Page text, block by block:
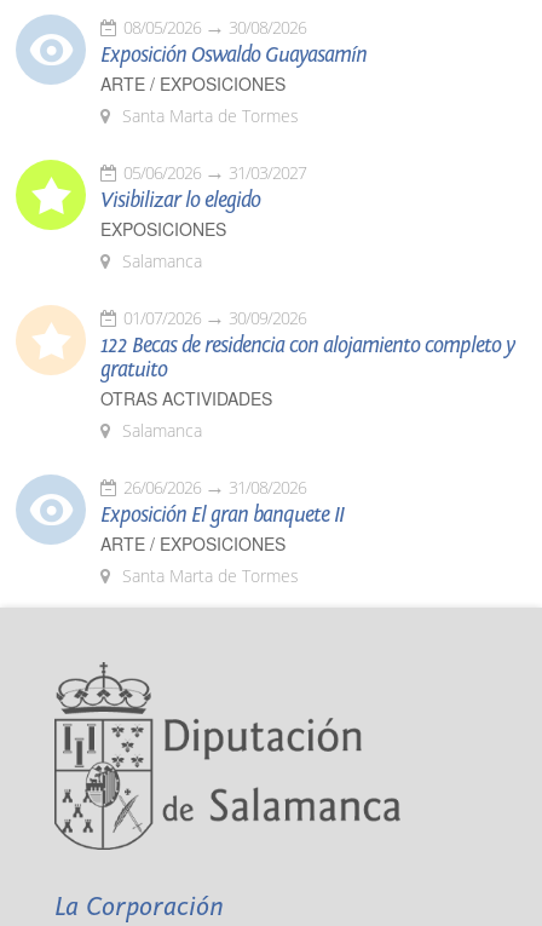
08/05/2026 30/08/2026
Exposición Oswaldo Guayasamín
ARTE / EXPOSICIONES
Santa Marta de Tormes
05/06/2026 31/03/2027
Visibilizar lo elegido
EXPOSICIONES
Salamanca
01/07/2026 30/09/2026
122 Becas de residencia con alojamiento completo y
gratuito
OTRAS ACTIVIDADES
Salamanca
26/06/2026 31/08/2026
Exposición El gran banquete II
ARTE / EXPOSICIONES
Santa Marta de Tormes
La Corporación